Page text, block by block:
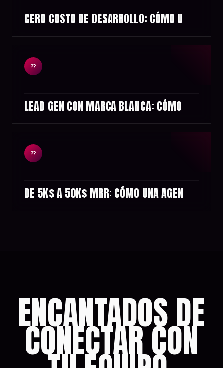
CERO COSTO DE DESARROLLO: CÓMO U
??
LEAD GEN CON MARCA BLANCA: CÓMO
??
DE 5K$ A 50K$ MRR: CÓMO UNA AGEN
ENCANTADOS DE
CONECTAR CON